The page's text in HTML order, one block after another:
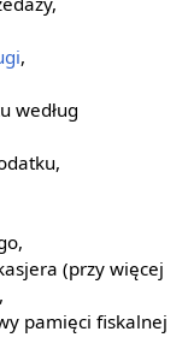
,
według
(przy więcej
pamięci fiskalnej